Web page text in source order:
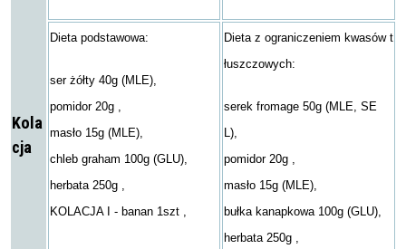
Kola
cja
Dieta podstawowa:
ser żółty 40g (MLE),
pomidor 20g ,
masło 15g (MLE),
chleb graham 100g (GLU),
herbata 250g ,
KOLACJA I - banan 1szt ,
Dieta z ograniczeniem kwasów t
łuszczowych:
serek fromage 50g (MLE, SE
L),
pomidor 20g ,
masło 15g (MLE),
bułka kanapkowa 100g (GLU),
herbata 250g ,